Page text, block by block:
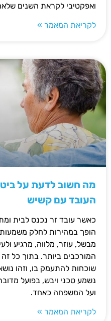
ואפקטיבי לקראת השנים
לקריאת המאמר »
מה חשוב לדעת על
העובד עם קשיש
כאשר עובד זר נכנס לבית
הופך במהירות לחלק
מבשל, עוזר, מלווה, מרגיע
המורכבים ביותר. בתוך כל
שוכחות להתעמק בו, וזהו
נשמע טכני ויבש, בפועל
ועל המשפחה כאחד.
לקריאת המאמר »